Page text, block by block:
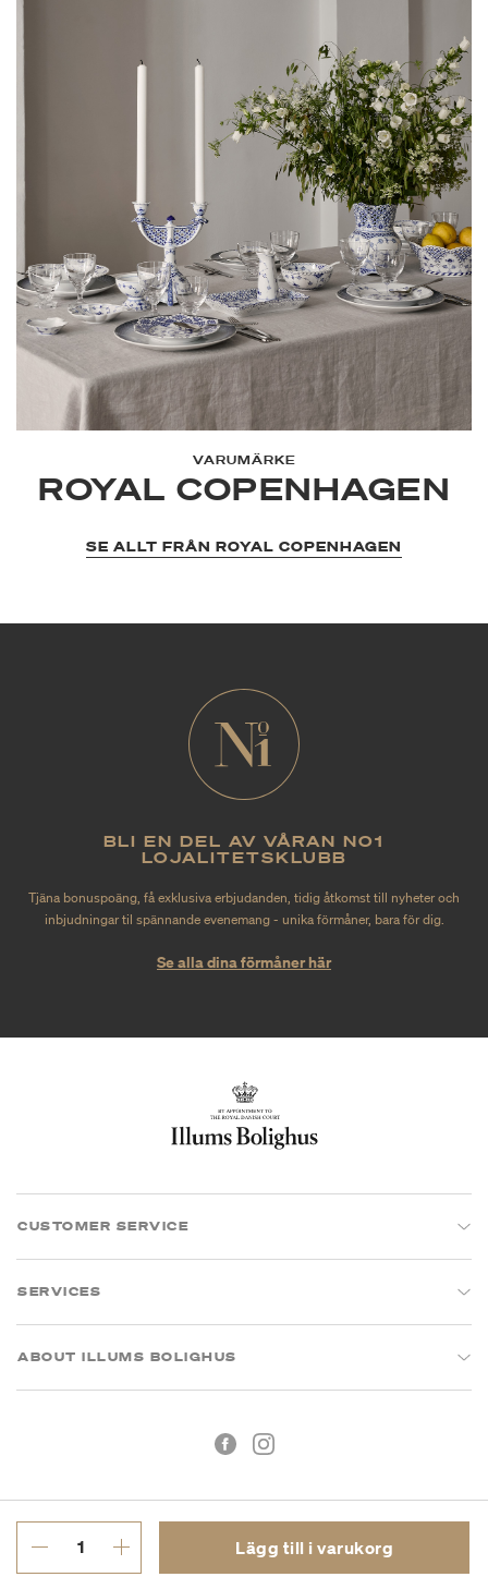
Lägg till i varukorg
VARUMÄRKE
ROYAL COPENHAGEN
SE ALLT FRÅN ROYAL COPENHAGEN
BLI EN DEL AV VÅRAN NO1
LOJALITETSKLUBB
Tjäna bonuspoäng, få exklusiva erbjudanden, tidig åtkomst till nyheter och
inbjudningar til spännande evenemang - unika förmåner, bara för dig.
Se alla dina förmåner här
CUSTOMER SERVICE
SERVICES
ABOUT ILLUMS BOLIGHUS